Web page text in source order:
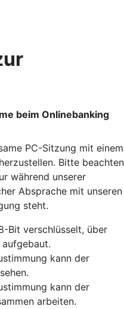
beim Onlinebanking
PC-Sitzung mit einem
Bitte beachten
während unserer
Absprache mit unseren
steht.
Bit verschlüsselt, über
kann der
kann der
arbeiten.